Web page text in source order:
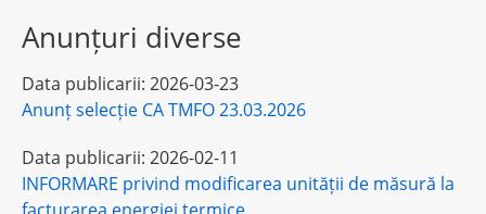
Anunțuri diverse
Data publicarii: 2026-03-23
Anunț selecție CA TMFO 23.03.2026
Data publicarii: 2026-02-11
INFORMARE privind modificarea unității de măsură la